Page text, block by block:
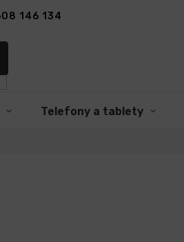
146 134
Telefony a tablety